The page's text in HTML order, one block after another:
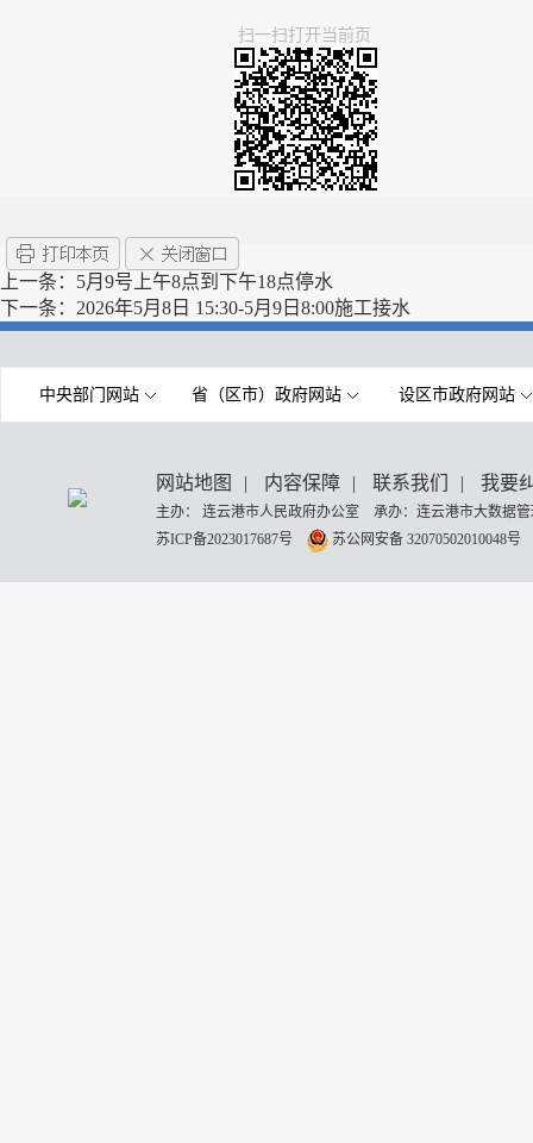
扫一扫打开当前页
上一条： 5月9号上午8点到下午18点停水
下一条： 2026年5月8日 15:30-5月9日8:00施工接水
中央部门网站 省（区市）政府网站 设区市政府网站
网站地图 | 内容保障 | 联系我们 | 我要
主办： 连云港市人民政府办公室 承办：连云港市大数据
苏ICP备2023017687号
苏公网安备 32070502010048号